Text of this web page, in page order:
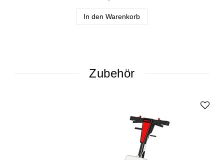
In den Warenkorb
Zubehör